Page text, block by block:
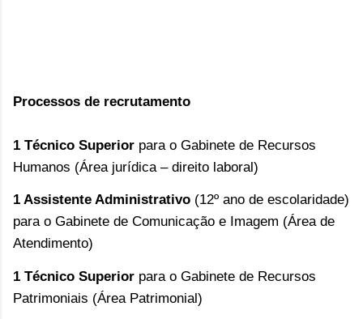
Processos de recrutamento
1 Técnico Superior para o Gabinete de Recursos
Humanos (Área jurídica – direito laboral)
1 Assistente Administrativo (12º ano de escolaridade)
para o Gabinete de Comunicação e Imagem (Área de
Atendimento)
1 Técnico Superior para o Gabinete de Recursos
Patrimoniais (Área Patrimonial)